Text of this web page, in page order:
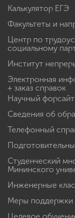
Калькулятор ЕГЭ
Факультеты и
Центр по
социальному
Институт
Электронная
+ заказ справок
Научный форсайт
Сведения об
Телефонный
Студенческий
Мининского
Инженерные
Меры поддержки